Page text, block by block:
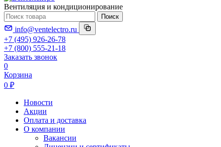
Вентиляция и кондиционирование
Поиск
info@ventelectro.ru
+7 (495) 926-26-78
+7 (800) 555-21-18
Заказать звонок
0
Корзина
0 ₽
Новости
Акции
Оплата и доставка
О компании
Вакансии